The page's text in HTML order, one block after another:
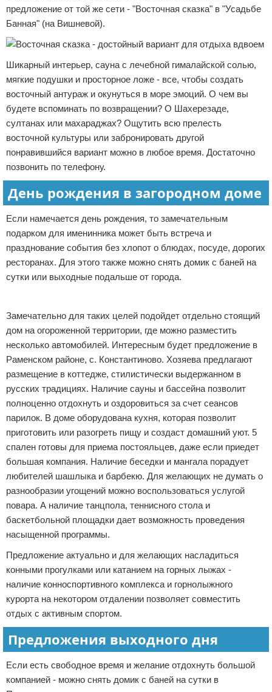
предложение от той же сети - "Восточная сказка" в "Усадьбе
Банная" (на Вишневой).
Шикарный интерьер, сауна с лечебной гималайской солью,
мягкие подушки и просторное ложе - все, чтобы создать
восточный антураж и окунуться в море эмоций. О чем вы
будете вспоминать по возвращении? О Шахерезаде,
султанах или махараджах? Ощутить всю прелесть
восточной культуры или забронировать другой
понравившийся вариант можно в любое время. Достаточно
позвонить по телефону.
День рождения в загородном доме
Если намечается день рождения, то замечательным
подарком для именинника может быть встреча и
празднование события без хлопот о блюдах, посуде, дорогих
ресторанах. Для этого также можно снять домик с баней на
сутки или выходные подальше от города.
Замечательно для таких целей подойдет отдельно стоящий
дом на огороженной территории, где можно разместить
несколько автомобилей. Интересным будет предложение в
Раменском районе, с. Константиново. Хозяева предлагают
размещение в коттедже, стилистически выдержанном в
русских традициях. Наличие сауны и бассейна позволит
полноценно отдохнуть и оздоровиться за счет сеансов
парилок. В доме оборудована кухня, которая позволит
приготовить или разогреть пищу и создаст домашний уют. 5
спален готовы для приема постояльцев, даже если приедет
большая компания. Наличие беседки и мангала порадует
любителей шашлыка и барбекю. Для желающих не думать о
разнообразии угощений можно воспользоваться услугой
повара. А наличие танцпола, теннисного стола и
баскетбольной площадки дает возможность проведения
насыщенной программы.
Предложение актуально и для желающих насладиться
конными прогулками или катанием на горных лыжах -
наличие конноспортивного комплекса и горнолыжного
курорта на некотором отдалении позволяет совместить
отдых с активным спортом.
Предложения выходного дня
Если есть свободное время и желание отдохнуть большой
компанией - можно снять домик с баней на сутки в